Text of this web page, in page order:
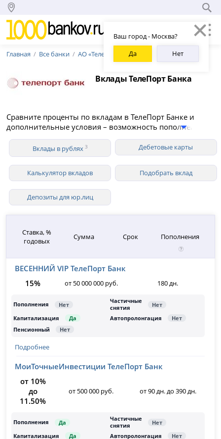
Ваш город - Москва?
Да
Нет
Главная Все банки АО «ТелеПорт Банк»
Вклады ТелеПорт Банка
Сравните проценты по вкладам в ТелеПорт Банке и
дополнительные условия – возможность пополнения и
снятия средств, капитализация, вклады для
пенсионеров. В 2026 году АО «ТелеПорт Банк»
предлагает 3 вклада для физических лиц в рублях со
ставкой до 15.00% годовых.
Вклады в рублях 3 Дебетовые карты
Калькулятор вкладов Подобрать вклад
Депозиты для юр.лиц
Ставка, %
годовых
Сумма Срок Пополнения
ВЕСЕННИЙ VIP ТелеПорт Банк
15%
от 50 000 000 руб. 180 дн.
Подробнее
МоиТочныеИнвестиции ТелеПорт Банк
от 10%
до
11.50%
от 500 000 руб. от 90 дн. до 390 дн.